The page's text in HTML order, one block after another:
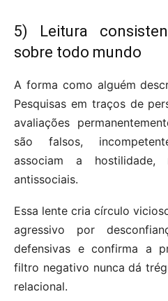
5) Leitura
sobre todo mundo
A forma como alguém
Pesquisas em traços de
avaliações
são falsos,
associam a hostilidade,
antissociais.
Essa lente cria círculo
agressivo por
defensivas e confirma a
filtro negativo nunca dá
relacional.